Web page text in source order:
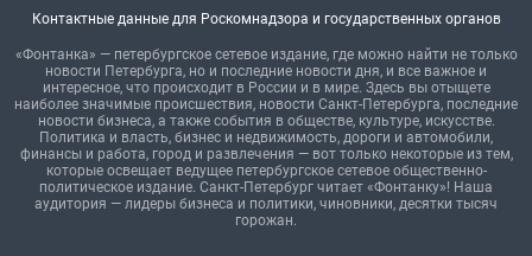
Контактные данные для Роскомнадзора и государственных органов
«Фонтанка» — петербургское сетевое издание, где можно найти не только
новости Петербурга, но и последние новости дня, и все важное и
интересное, что происходит в России и в мире. Здесь вы отыщете
наиболее значимые происшествия, новости Санкт-Петербурга, последние
новости бизнеса, а также события в обществе, культуре, искусстве.
Политика и власть, бизнес и недвижимость, дороги и автомобили,
финансы и работа, город и развлечения — вот только некоторые из тем,
которые освещает ведущее петербургское сетевое общественно-
политическое издание. Санкт-Петербург читает «Фонтанку»! Наша
аудитория — лидеры бизнеса и политики, чиновники, десятки тысяч
горожан.